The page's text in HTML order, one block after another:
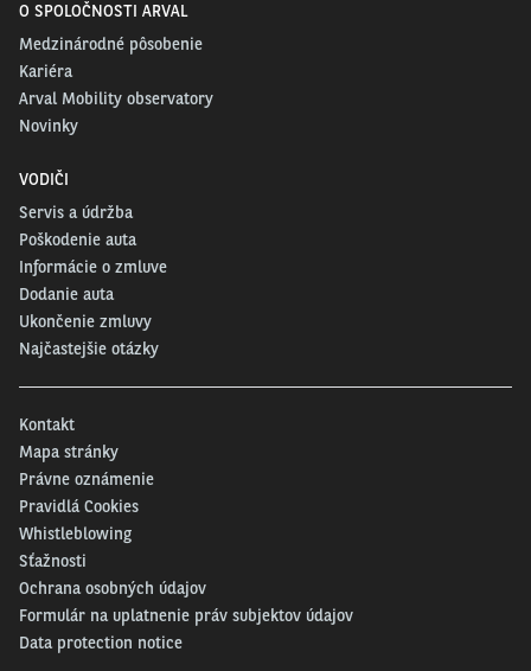
O SPOLOČNOSTI ARVAL
Medzinárodné pôsobenie
Kariéra
Arval Mobility observatory
Novinky
VODIČI
Servis a údržba
Poškodenie auta
Informácie o zmluve
Dodanie auta
Ukončenie zmluvy
Najčastejšie otázky
Kontakt
Mapa stránky
Právne oznámenie
Pravidlá Cookies
Whistleblowing
Sťažnosti
Ochrana osobných údajov
Formulár na uplatnenie práv subjektov údajov
Data protection notice